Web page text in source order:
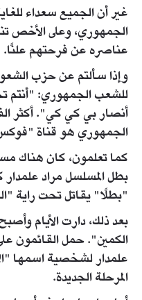
غير أن الجميع سعداء
الجمهوري، وعلى الأخص
عناصره عن فرحتهم علنًا.
وإذا سألتم عن حزب
للشعب الجمهوري:
أنصار بي كي كي". أكثر
الجمهوري هو قناة
كما تعلمون، كان هناك
بطل المسلسل مراد علمدار
"بطلًا" يقاتل تحت راية
بعد ذلك، دارت الأيام
الكمين". حمل القائمون
علمدار لشخصية اسمها
المرحلة الجديدة.